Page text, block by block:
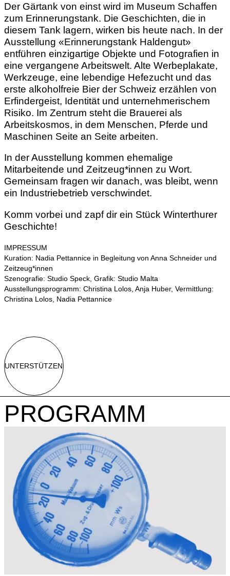
Der Gärtank von einst wird im Museum Schaffen
zum Erinnerungstank. Die Geschichten, die in
diesem Tank lagern, wirken bis heute nach. In der
Ausstellung «Erinnerungstank Haldengut»
entführen einzigartige Objekte und Fotografien in
eine vergangene Arbeitswelt. Alte Werbeplakate,
Werkzeuge, eine lebendige Hefezucht und das
erste alkoholfreie Bier der Schweiz erzählen von
Erfindergeist, Identität und unternehmerischem
Risiko. Im Zentrum steht die Brauerei als
Arbeitskosmos, in dem Menschen, Pferde und
Maschinen Seite an Seite arbeiten.
In der Ausstellung kommen ehemalige
Mitarbeitende und Zeitzeug*innen zu Wort.
Gemeinsam fragen wir danach, was bleibt, wenn
ein Industriebetrieb verschwindet.
Komm vorbei und zapf dir ein Stück Winterthurer
Geschichte!
IMPRESSUM
Kuration: Nadia Pettannice in Begleitung von Anna Schneider und
Zeitzeug*innen
Szenografie: Studio Speck, Grafik: Studio Malta
Ausstellungsprogramm: Christina Lolos, Anja Huber, Vermittlung:
Christina Lolos, Nadia Pettannice
UNTERSTÜTZEN
PROGRAMM